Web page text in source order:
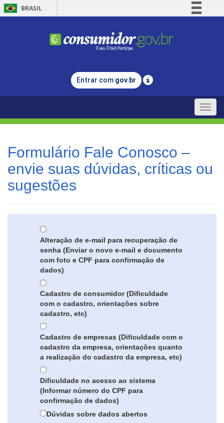
BRASIL
Comunica BR
Legislação
Entrar com gov.br
Toggle
Formulário Fale Conosco –
envie suas dúvidas, críticas ou
sugestões
Alteração de e-mail para recuperação de
senha (Enviar o novo e-mail e documento
com foto e CPF para confirmação de
dados)
Cadastro de consumidor (Dificuldade
com o cadastro, orientações sobre
cadastro, etc)
Cadastro de empresas (Dificuldade com o
cadastro da empresa, orientações quanto
a realização do cadastro da empresa, etc)
Dificuldade no acesso ao sistema
(Informar número do CPF para
confirmação de dados)
Dúvidas sobre dados abertos